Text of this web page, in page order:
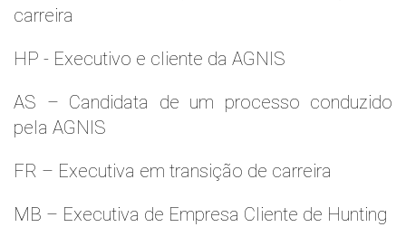
carreira
HP - Executivo e cliente da AGNIS
AS – Candidata de um processo conduzido
pela AGNIS
FR – Executiva em transição de carreira
MB – Executiva de Empresa Cliente de Hunting